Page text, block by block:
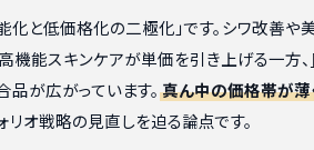
化と低価格化の二極化」です。シワ改善や
機能スキンケアが単価を引き上げる一方、
が広がっています。 真ん中の価格帯が薄
リオ戦略の見直しを迫る論点です。